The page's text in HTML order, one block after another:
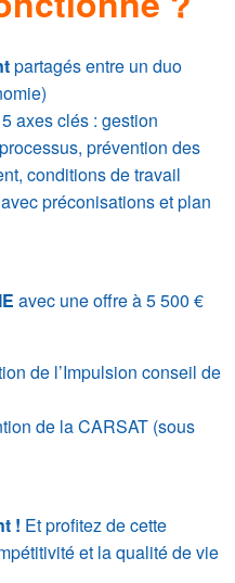
partagés entre un duo
axes clés : gestion
prévention des
conditions de travail
avec préconisations et plan
avec une offre à 5 500 €
de l’Impulsion conseil de
de la CARSAT (sous
! Et profitez de cette
et la qualité de vie